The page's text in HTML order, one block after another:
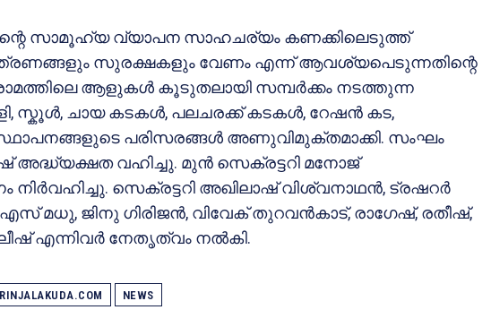
സാമൂഹ്യ വ്യാപന സാഹചര്യം കണക്കിലെടുത്ത്
സുരക്ഷകളും വേണം എന്ന് ആവശ്യപെടുന്നതിന്റെ
ആളുകൾ കൂടുതലായി സമ്പർക്കം നടത്തുന്ന
സ്കൂൾ, ചായ കടകൾ, പലചരക്ക് കടകൾ, റേഷൻ കട,
പരിസരങ്ങൾ അണുവിമുക്തമാക്കി. സംഘം
അദ്ധ്യക്ഷത വഹിച്ചു. മുൻ സെക്രട്ടറി മനോജ്
നിർവഹിച്ചു. സെക്രട്ടറി അഖിലാഷ് വിശ്വനാഥൻ, ട്രഷറർ
മധു, ജിനു ഗിരിജൻ, വിവേക് തുറവൻകാട്, രാഗേഷ്, രതീഷ്,
എന്നിവർ നേതൃത്വം നൽകി.
NEWS